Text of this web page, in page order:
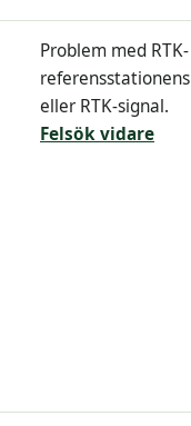
Problem med RTK-
eller RTK-signal.
Felsök vidare